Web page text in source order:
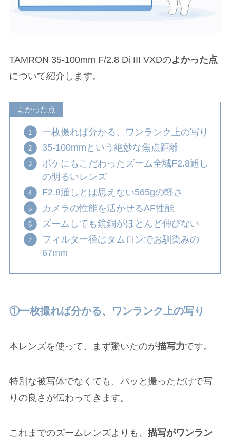
TAMRON 35-100mm F/2.8 Di III VXDのよかった点
について紹介します。
よかった点
一枚撮れば分かる、ワンランク上の写り
35-100mmという絶妙な焦点距離
ボケにもこだわったズーム全域F2.8通し
の明るいレンズ
F2.8通しとは思えない565gの軽さ
カメラの性能を活かせるAF性能
ズームしても鏡銅がほとんど伸びない
フィルター径はタムロンでお馴染みの
67mm
①一枚撮れば分かる、ワンランク上の写り
本レンズを使って、まず驚いたのが描写力です。
特別な被写体でなくても、パッと撮っただけで写
りの良さが伝わってきます。
これまでのズームレンズよりも、 描写がワンラン